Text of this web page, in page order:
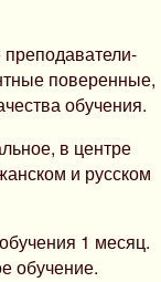
поверенные,
обучения.
в центре
и русском
1 месяц.
обучение.